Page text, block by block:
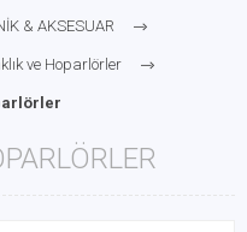
& AKSESUAR
ve Hoparlörler